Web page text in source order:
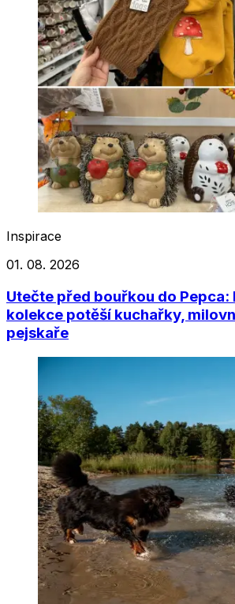
Inspirace
01. 08. 2026
Utečte před bouřkou do Pepca:
kolekce potěší kuchařky,
pejskaře